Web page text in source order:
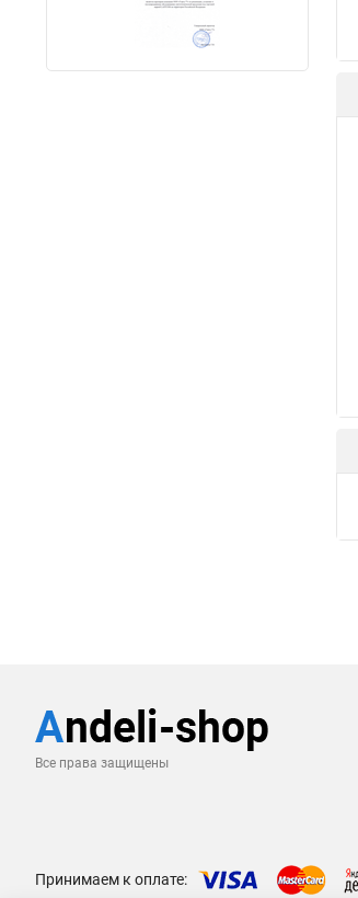
Все права защищены
Принимаем к оплате: